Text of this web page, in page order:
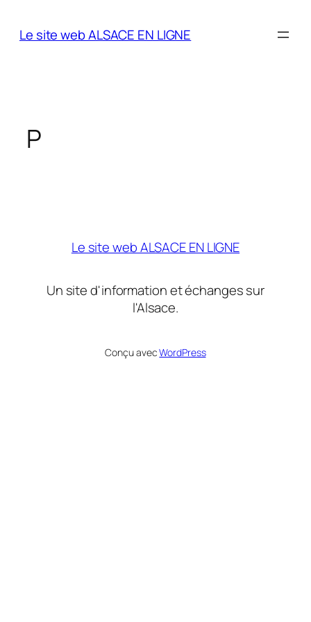
Le site web ALSACE EN LIGNE
P
Le site web ALSACE EN LIGNE
Un site d'information et échanges sur
l'Alsace.
Conçu avecWordPress